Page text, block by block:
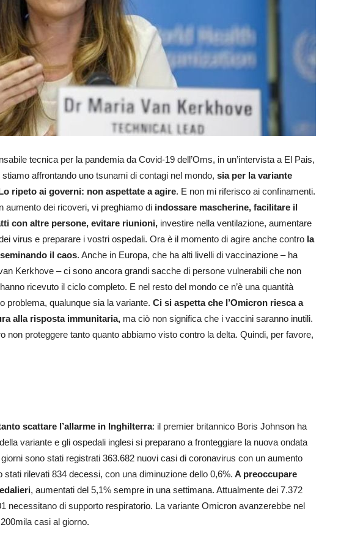
tecnica per la pandemia da Covid-19 dell’Oms, in un’intervista a El Pais,
stiamo affrontando uno tsunami di contagi nel mondo, sia per la variante
ripeto ai governi: non aspettate a agire. E non mi riferisco ai confinamenti.
aumento dei ricoveri, vi preghiamo di indossare mascherine, facilitare il
con altre persone, evitare riunioni, investire nella ventilazione, aumentare
virus e preparare i vostri ospedali. Ora è il momento di agire anche contro la
il caos. Anche in Europa, che ha alti livelli di vaccinazione – ha
Kerkhove – ci sono ancora grandi sacche di persone vulnerabili che non
ricevuto il ciclo completo. E nel resto del mondo ce n’è una quantità
problema, qualunque sia la variante. Ci si aspetta che l’Omicron riesca a
alla risposta immunitaria, ma ciò non significa che i vaccini saranno inutili.
non proteggere tanto quanto abbiamo visto contro la delta. Quindi, per favore,
scattare l’allarme in Inghilterra: il premier britannico Boris Johnson ha
variante e gli ospedali inglesi si preparano a fronteggiare la nuova ondata
sono stati registrati 363.682 nuovi casi di coronavirus con un aumento
stati rilevati 834 decessi, con una diminuzione dello 0,6%. A preoccupare
, aumentati del 5,1% sempre in una settimana. Attualmente dei 7.372
necessitano di supporto respiratorio. La variante Omicron avanzerebbe nel
casi al giorno.